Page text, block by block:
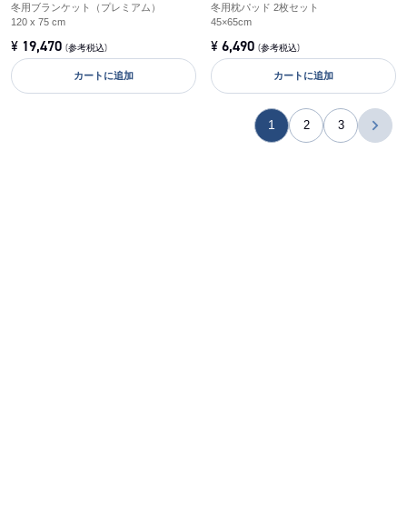
冬用ブランケット（プレミアム）
120 x 75 cm
¥ 19,470 (参考税込)
カートに追加
冬用枕パッド 2枚セット
45×65cm
¥ 6,490 (参考税込)
カートに追加
1 2 3